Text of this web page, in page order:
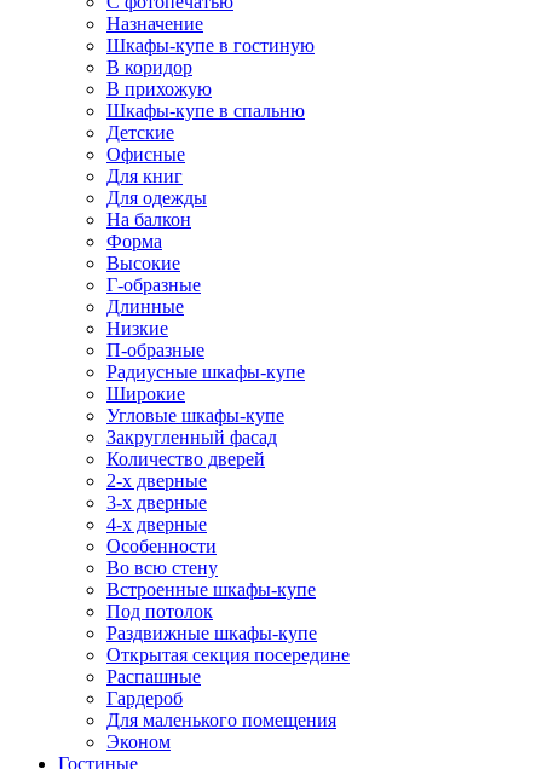
Назначение
Шкафы-купе в гостиную
В коридор
В прихожую
Шкафы-купе в спальню
Детские
Офисные
Для книг
Для одежды
На балкон
Форма
Высокие
Г-образные
Длинные
Низкие
П-образные
Радиусные шкафы-купе
Широкие
Угловые шкафы-купе
Закругленный фасад
Количество дверей
2-х дверные
3-х дверные
4-х дверные
Особенности
Во всю стену
Встроенные шкафы-купе
Под потолок
Раздвижные шкафы-купе
Открытая секция посередине
Распашные
Гардероб
Для маленького помещения
Эконом
Гостиные